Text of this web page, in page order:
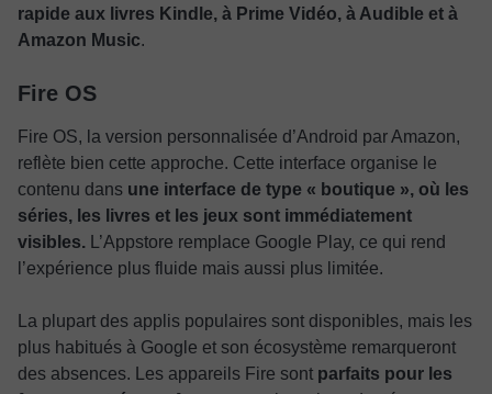
rapide aux livres Kindle, à Prime Vidéo, à Audible et à
Amazon Music.
Fire OS
Fire OS, la version personnalisée d’Android par Amazon,
reflète bien cette approche. Cette interface organise le
contenu dans une interface de type « boutique », où les
séries, les livres et les jeux sont immédiatement
visibles. L’Appstore remplace Google Play, ce qui rend
l’expérience plus fluide mais aussi plus limitée.
La plupart des applis populaires sont disponibles, mais les
plus habitués à Google et son écosystème remarqueront
des absences. Les appareils Fire sont parfaits pour les